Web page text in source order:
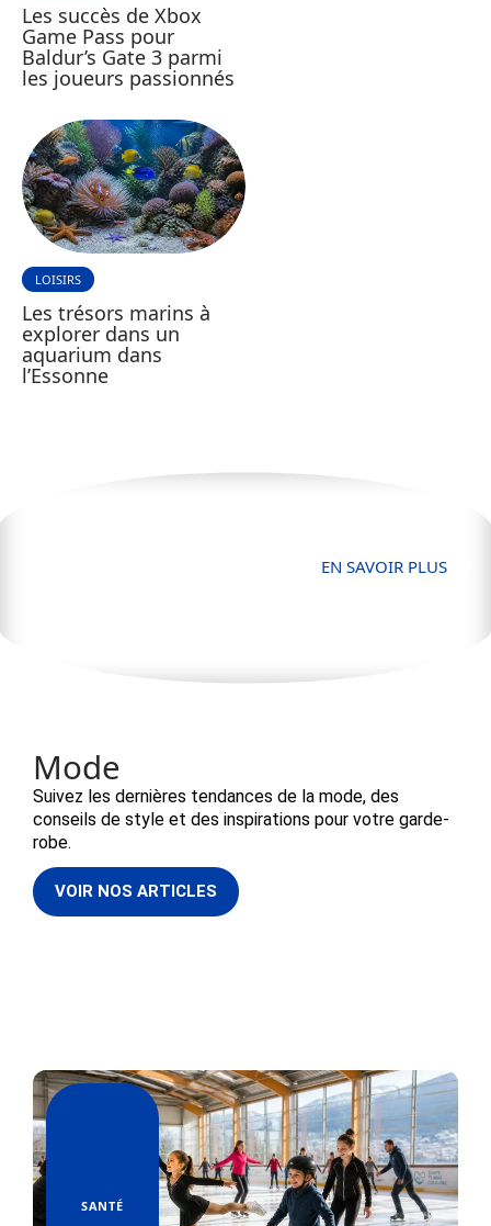
Les succès de Xbox
Game Pass pour
Baldur’s Gate 3 parmi
les joueurs passionnés
LOISIRS
Les trésors marins à
explorer dans un
aquarium dans
l’Essonne
EN SAVOIR PLUS
Mode
Suivez les dernières tendances de la mode, des
conseils de style et des inspirations pour votre garde-
robe.
VOIR NOS ARTICLES
SANTÉ